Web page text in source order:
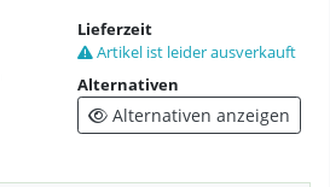
Lieferzeit
Artikel ist leider ausverkauft
Alternativen
Alternativen anzeigen